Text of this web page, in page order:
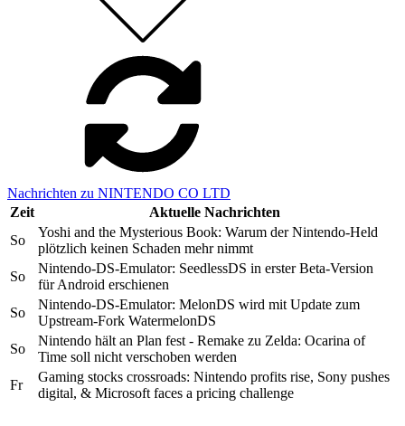
Nachrichten zu NINTENDO CO LTD
Zeit
Aktuelle Nachrichten
So
Yoshi and the Mysterious Book: Warum der Nintendo-Held
plötzlich keinen Schaden mehr nimmt
So
Nintendo-DS-Emulator: SeedlessDS in erster Beta-Version
für Android erschienen
So
Nintendo-DS-Emulator: MelonDS wird mit Update zum
Upstream-Fork WatermelonDS
So
Nintendo hält an Plan fest - Remake zu Zelda: Ocarina of
Time soll nicht verschoben werden
Fr
Gaming stocks crossroads: Nintendo profits rise, Sony pushes
digital, & Microsoft faces a pricing challenge